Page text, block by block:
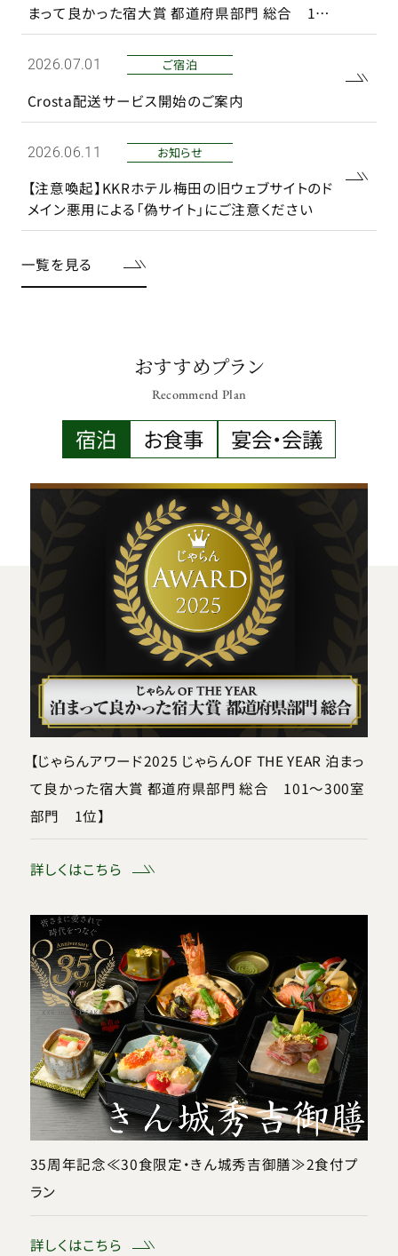
まって良かった宿大賞 都道府県部門 総合 101
～300室部門 1位】を受賞いたしました
2026.07.01 ご宿泊
Crosta配送サービス開始のご案内
2026.06.11 お知らせ
【注意喚起】KKRホテル梅田の旧ウェブサイトのド
メイン悪用による「偽サイト」にご注意ください
一覧を見る
おすすめプラン
Recommend Plan
宿泊 お食事 宴会・会議
【じゃらんアワード2025 じゃらんOF THE YEAR 泊まっ
て良かった宿大賞 都道府県部門 総合 101～300室
部門 1位】
詳しくはこちら
35周年記念≪30食限定・きん城秀吉御膳≫2食付プ
ラン
詳しくはこちら